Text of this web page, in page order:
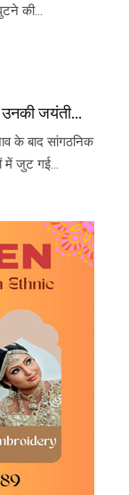
की...
उनकी जयंती...
के बाद सांगठनिक
में जुट गई...